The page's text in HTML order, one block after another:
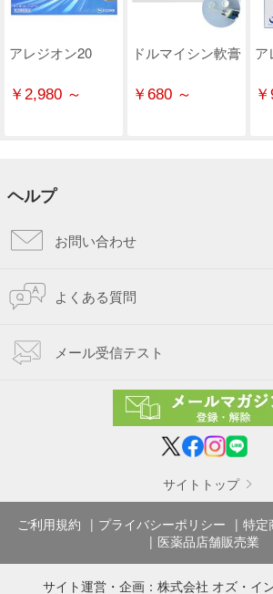
アレジオン20
￥2,980 ～
ドルマイシン軟膏
￥680 ～
ア
ヘルプ
お問い合わせ
よくある質問
メール受信テスト
サイトトップ
ご利用規約 プライバシーポリシー
特定
医薬品店舗販売業
サイト運営・企画： 株式会社 オズ・イ